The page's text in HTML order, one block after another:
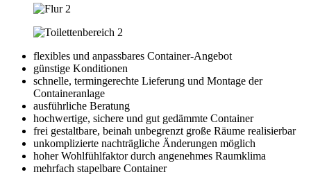
flexibles und anpassbares Container-Angebot
günstige Konditionen
schnelle, termingerechte Lieferung und Montage der
Containeranlage
ausführliche Beratung
hochwertige, sichere und gut gedämmte Container
frei gestaltbare, beinah unbegrenzt große Räume realisierbar
unkomplizierte nachträgliche Änderungen möglich
hoher Wohlfühlfaktor durch angenehmes Raumklima
mehrfach stapelbare Container